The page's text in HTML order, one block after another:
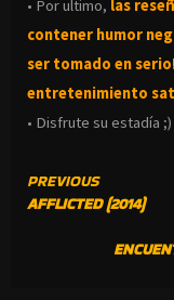
• Por ultimo, las
contener humor
ser tomado en
entretenimiento
• Disfrute su estadía ;)
CONTINUE
READING
PREVIOUS
AFFLICTED (2014)